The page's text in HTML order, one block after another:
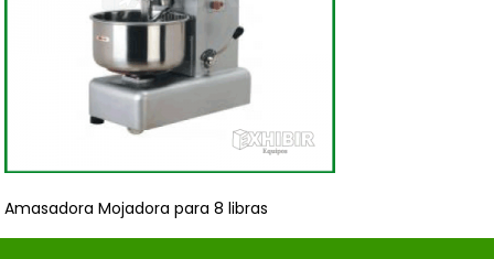
Amasadora Mojadora para 8 libras